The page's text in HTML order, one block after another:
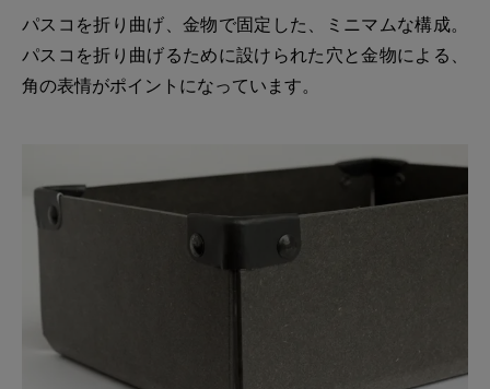
パスコを折り曲げ、金物で固定した、ミニマムな構成。
パスコを折り曲げるために設けられた穴と金物による、
角の表情がポイントになっています。